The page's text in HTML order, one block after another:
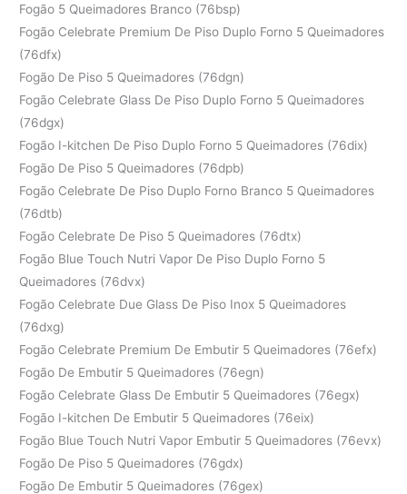
Fogão 5 Queimadores Branco (76bsp)
Fogão Celebrate Premium De Piso Duplo Forno 5 Queimadores
(76dfx)
Fogão De Piso 5 Queimadores (76dgn)
Fogão Celebrate Glass De Piso Duplo Forno 5 Queimadores
(76dgx)
Fogão I-kitchen De Piso Duplo Forno 5 Queimadores (76dix)
Fogão De Piso 5 Queimadores (76dpb)
Fogão Celebrate De Piso Duplo Forno Branco 5 Queimadores
(76dtb)
Fogão Celebrate De Piso 5 Queimadores (76dtx)
Fogão Blue Touch Nutri Vapor De Piso Duplo Forno 5
Queimadores (76dvx)
Fogão Celebrate Due Glass De Piso Inox 5 Queimadores
(76dxg)
Fogão Celebrate Premium De Embutir 5 Queimadores (76efx)
Fogão De Embutir 5 Queimadores (76egn)
Fogão Celebrate Glass De Embutir 5 Queimadores (76egx)
Fogão I-kitchen De Embutir 5 Queimadores (76eix)
Fogão Blue Touch Nutri Vapor Embutir 5 Queimadores (76evx)
Fogão De Piso 5 Queimadores (76gdx)
Fogão De Embutir 5 Queimadores (76gex)